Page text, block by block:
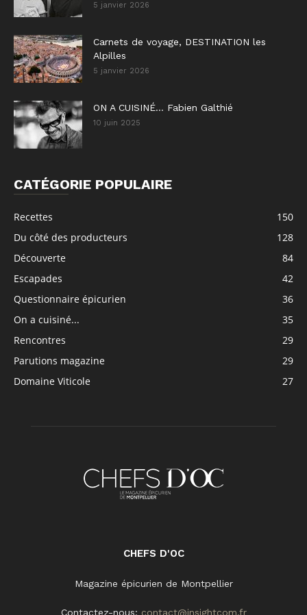
5 janvier 2026
Carnets de voyage, DESTINATION les
Alpilles
5 janvier 2026
ON A CUISINÉ… Fabien Galthié
10 juin 2025
CATÉGORIE POPULAIRE
Recettes
150
Du côté des producteurs
128
Découverte
84
Escapades
42
Questionnaire épicurien
36
On a cuisiné...
35
Rencontres
29
Parutions magazine
29
Domaine Viticole
27
CHEFS D'OC
Magazine épicurien de Montpellier
Contactez-nous: contact@insightcom.fr